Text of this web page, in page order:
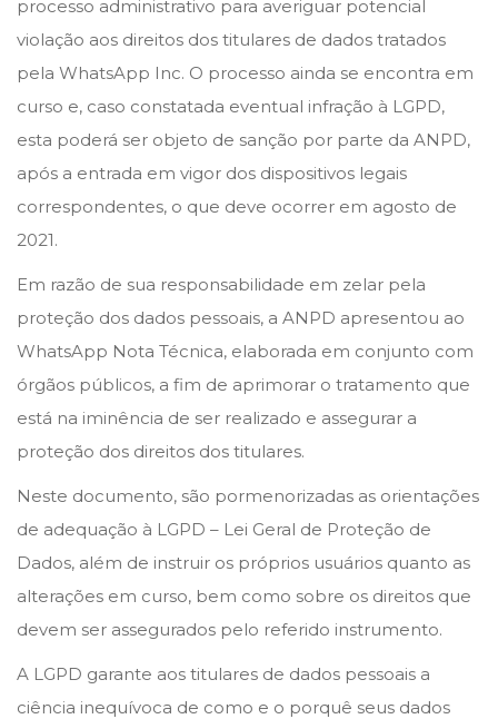
processo administrativo para averiguar potencial
violação aos direitos dos titulares de dados tratados
pela WhatsApp Inc. O processo ainda se encontra em
curso e, caso constatada eventual infração à LGPD,
esta poderá ser objeto de sanção por parte da ANPD,
após a entrada em vigor dos dispositivos legais
correspondentes, o que deve ocorrer em agosto de
2021.
Em razão de sua responsabilidade em zelar pela
proteção dos dados pessoais, a ANPD apresentou ao
WhatsApp Nota Técnica, elaborada em conjunto com
órgãos públicos, a fim de aprimorar o tratamento que
está na iminência de ser realizado e assegurar a
proteção dos direitos dos titulares.
Neste documento, são pormenorizadas as orientações
de adequação à LGPD – Lei Geral de Proteção de
Dados, além de instruir os próprios usuários quanto as
alterações em curso, bem como sobre os direitos que
devem ser assegurados pelo referido instrumento.
A LGPD garante aos titulares de dados pessoais a
ciência inequívoca de como e o porquê seus dados